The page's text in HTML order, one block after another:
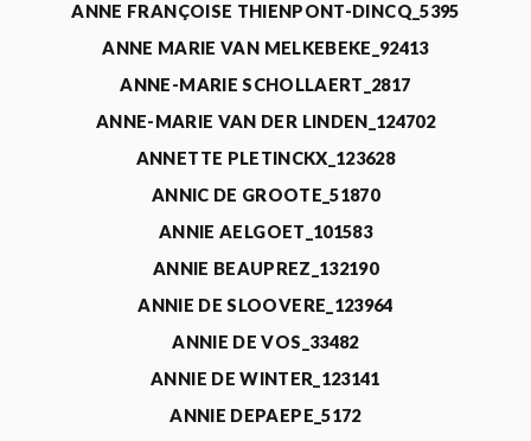
ANNE FRANÇOISE THIENPONT-DINCQ_5395
ANNE MARIE VAN MELKEBEKE_92413
ANNE-MARIE SCHOLLAERT_2817
ANNE-MARIE VAN DER LINDEN_124702
ANNETTE PLETINCKX_123628
ANNIC DE GROOTE_51870
ANNIE AELGOET_101583
ANNIE BEAUPREZ_132190
ANNIE DE SLOOVERE_123964
ANNIE DE VOS_33482
ANNIE DE WINTER_123141
ANNIE DEPAEPE_5172